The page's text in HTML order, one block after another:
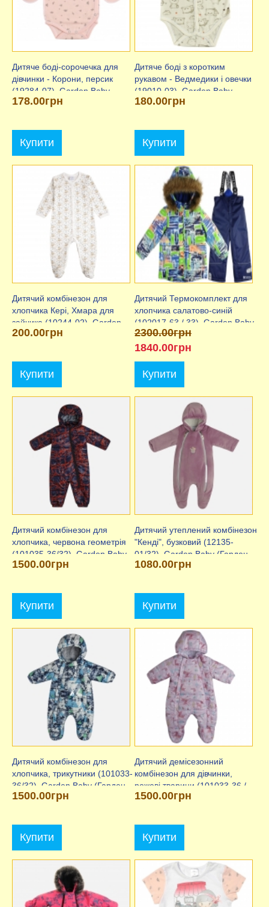
Дитяче боді-сорочечка для
дівчинки - Корони, персик
(19284-07), Garden Baby
178.00грн
Купити
Дитяче боді з коротким
рукавом - Ведмедики і овечки
(19010-03), Garden Baby
180.00грн
Купити
Дитячий комбінезон для
хлопчика Кері, Хмара для
зайчика (10244-02), Garden
Baby
200.00грн
Купити
Дитячий Термокомплект для
хлопчика салатово-синій
(102017-63 / 33), Garden Baby
2300.00грн
1840.00грн
Купити
Дитячий комбінезон для
хлопчика, червона геометрія
(101035-36/32), Garden Baby
(Гарден Бебі)
1500.00грн
Купити
Дитячий утеплений комбінезон
"Кенді", бузковий (12135-
01/32), Garden Baby (Гарден
Бебі)
1080.00грн
Купити
Дитячий комбінезон для
хлопчика, трикутники (101033-
36/32), Garden Baby (Гарден
Бебі)
1500.00грн
Купити
Дитячий демісезонний
комбінезон для дівчинки,
рожеві тварини (101033-36 /
32), Garden Baby (Гарден
1500.00грн
Купити